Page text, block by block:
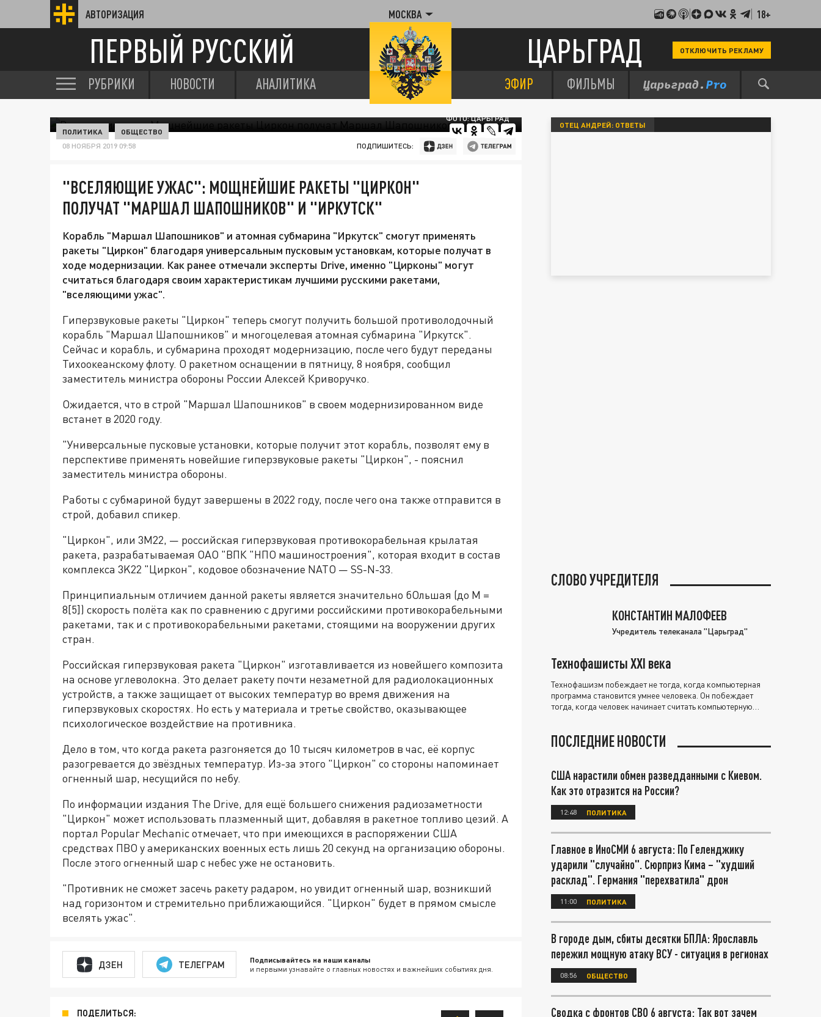
АВТОРИЗАЦИЯ МОСКВА 18+
ПЕРВЫЙ РУССКИЙ ЦАРЬГРАД ОТКЛЮЧИТЬ РЕКЛАМУ
РУБРИКИ НОВОСТИ АНАЛИТИКА ЭФИР ФИЛЬМЫ
ФОТО: ЦАРЬГРАД
ПОЛИТИКА ОБЩЕСТВО
08 НОЯБРЯ 2019 09:58 ПОДПИШИТЕСЬ:
"ВСЕЛЯЮЩИЕ УЖАС": МОЩНЕЙШИЕ РАКЕТЫ "ЦИРКОН"
ПОЛУЧАТ "МАРШАЛ ШАПОШНИКОВ" И "ИРКУТСК"
Корабль "Маршал Шапошников" и атомная субмарина "Иркутск" смогут применять
ракеты "Циркон" благодаря универсальным пусковым установкам, которые получат в
ходе модернизации. Как ранее отмечали эксперты Drive, именно "Цирконы" могут
считаться благодаря своим характеристикам лучшими русскими ракетами,
"вселяющими ужас".
Гиперзвуковые ракеты "Циркон" теперь смогут получить большой противолодочный
корабль "Маршал Шапошников" и многоцелевая атомная субмарина "Иркутск".
Сейчас и корабль, и субмарина проходят модернизацию, после чего будут переданы
Тихоокеанскому флоту. О ракетном оснащении в пятницу, 8 ноября, сообщил
заместитель министра обороны России Алексей Криворучко.
Ожидается, что в строй "Маршал Шапошников" в своем модернизированном виде
встанет в 2020 году.
"Универсальные пусковые установки, которые получит этот корабль, позволят ему в
перспективе применять новейшие гиперзвуковые ракеты "Циркон", - пояснил
заместитель министра обороны.
Работы с субмариной будут завершены в 2022 году, после чего она также отправится в
строй, добавил спикер.
"Циркон", или 3M22, — российская гиперзвуковая противокорабельная крылатая
ракета, разрабатываемая ОАО "ВПК "НПО машиностроения", которая входит в состав
комплекса 3K22 "Циркон", кодовое обозначение NATO — SS-N-33.
Принципиальным отличием данной ракеты является значительно бОльшая (до М =
8[5]) скорость полёта как по сравнению с другими российскими противокорабельными
ракетами, так и с противо­корабельными ракетами, стоящими на вооружении других
стран.
Российская гиперзвуковая ракета "Циркон" изготавливается из новейшего композита
на основе углеволокна. Это делает ракету почти незаметной для радиолокационных
устройств, а также защищает от высоких температур во время движения на
гиперзвуковых скоростях. Но есть у материала и третье свойство, оказывающее
психологическое воздействие на противника.
Дело в том, что когда ракета разгоняется до 10 тысяч километров в час, её корпус
разогревается до звёздных температур. Из-за этого "Циркон" со стороны напоминает
огненный шар, несущийся по небу.
По информации издания The Drive, для ещё большего снижения радиозаметности
"Циркон" может использовать плазменный щит, добавляя в ракетное топливо цезий. А
портал Popular Mechanic отмечает, что при имеющихся в распоряжении США
средствах ПВО у американских военных есть лишь 20 секунд на организацию обороны.
После этого огненный шар с небес уже не остановить.
"Противник не сможет засечь ракету радаром, но увидит огненный шар, возникший
над горизонтом и стремительно приближающийся. "Циркон" будет в прямом смысле
вселять ужас".
ДЗЕН ТЕЛЕГРАМ Подписывайтесь на наши каналы
и первыми узнавайте о главных новостях и важнейших событиях дня.
ПОДЕЛИТЬСЯ:
ОТЕЦ АНДРЕЙ: ОТВЕТЫ
СЛОВО УЧРЕДИТЕЛЯ
КОНСТАНТИН МАЛОФЕЕВ
Учредитель телеканала "Царьград"
Технофашисты XXI века
Технофашизм побеждает не тогда, когда компьютерная
программа становится умнее человека. Он побеждает
тогда, когда человек начинает считать компьютерную
ПОСЛЕДНИЕ НОВОСТИ
США нарастили обмен разведданными с Киевом.
Как это отразится на России?
12:48 ПОЛИТИКА
Главное в ИноСМИ 6 августа: По Геленджику
ударили "случайно". Сюрприз Кима – "худший
расклад". Германия "перехватила" дрон
11:00 ПОЛИТИКА
В городе дым, сбиты десятки БПЛА: Ярославль
пережил мощную атаку ВСУ - ситуация в регионах
08:56 ОБЩЕСТВО
Сводка с фронтов СВО 6 августа: Так вот зачем